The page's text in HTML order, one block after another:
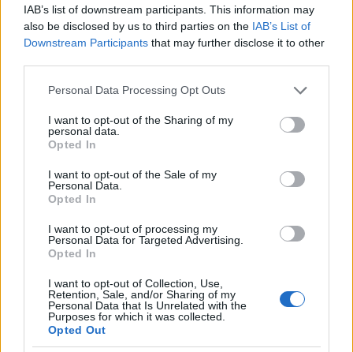
IAB’s list of downstream participants. This information may
also be disclosed by us to third parties on the IAB’s List of
Downstream Participants that may further disclose it to other
Please note that this website/app uses one or more Google
not limited to your visit or usage behaviour. You may click to
grant or deny consent to Google and its third-party tags to
use your data for below specified purposes in below Google
consent section.
Personal Data Processing Opt Outs
I want to opt-out of the Sharing of my
personal data.
Opted In
I want to opt-out of the Sale of my
Personal Data.
Opted In
I want to opt-out of processing my
Personal Data for Targeted Advertising.
Opted In
I want to opt-out of Collection, Use,
Retention, Sale, and/or Sharing of my
Personal Data that Is Unrelated with the
Purposes for which it was collected.
Opted Out
2015 legszebb magyar bölcsességei és
szólásai
Párizs: embertelen düh
A hozzászóláshoz be kell lépned!